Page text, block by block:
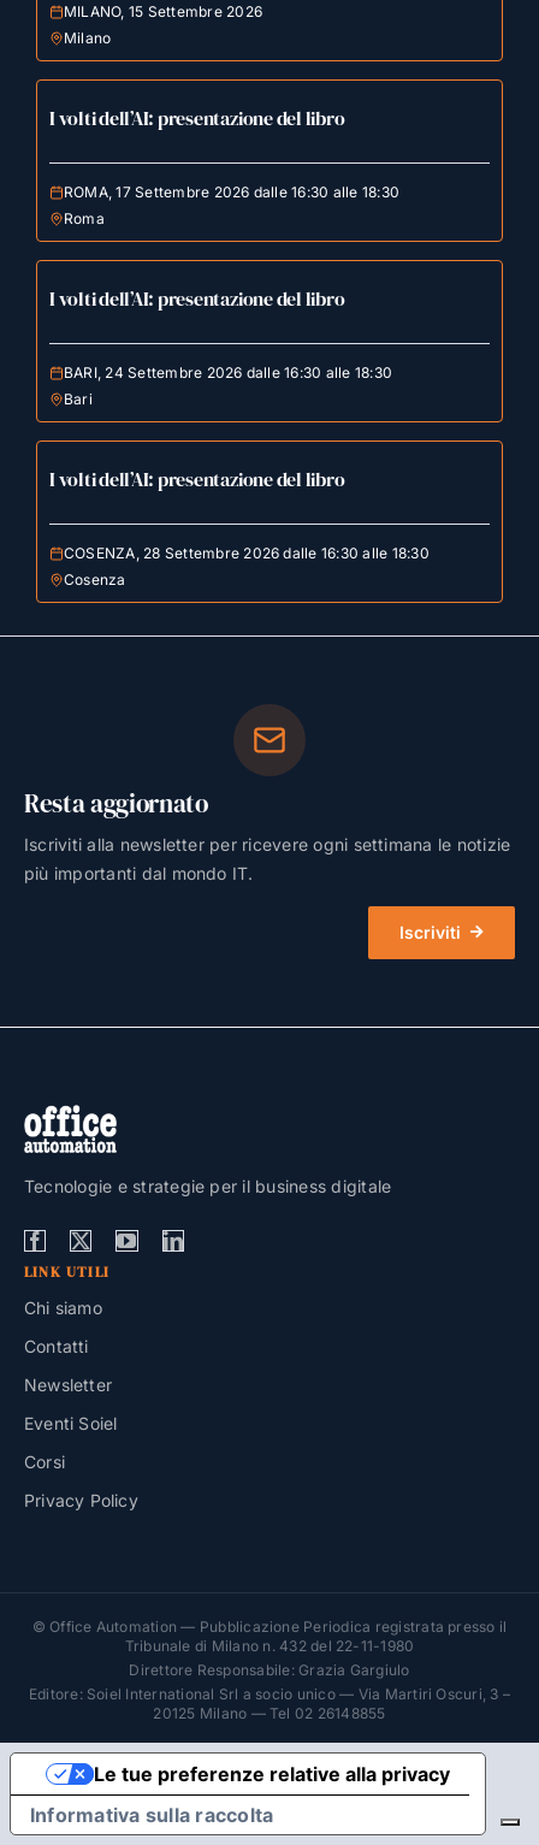
MILANO, 15 Settembre 2026
Milano
I volti dell’AI: presentazione del libro
ROMA, 17 Settembre 2026 dalle 16:30 alle 18:30
Roma
I volti dell’AI: presentazione del libro
BARI, 24 Settembre 2026 dalle 16:30 alle 18:30
Bari
I volti dell’AI: presentazione del libro
COSENZA, 28 Settembre 2026 dalle 16:30 alle 18:30
Cosenza
Resta aggiornato
Iscriviti alla newsletter per ricevere ogni settimana le notizie
più importanti dal mondo IT.
Iscriviti
Tecnologie e strategie per il business digitale
LINK UTILI
Chi siamo
Contatti
Newsletter
Eventi Soiel
Corsi
Privacy Policy
© Office Automation — Pubblicazione Periodica registrata presso il
Tribunale di Milano n. 432 del 22-11-1980
Direttore Responsabile: Grazia Gargiulo
Editore: Soiel International Srl a socio unico — Via Martiri Oscuri, 3 –
20125 Milano — Tel 02 26148855
Informativa sulla raccolta
Le tue preferenze relative alla privacy